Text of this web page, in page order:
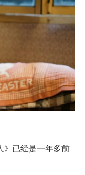
》已经是一年多前